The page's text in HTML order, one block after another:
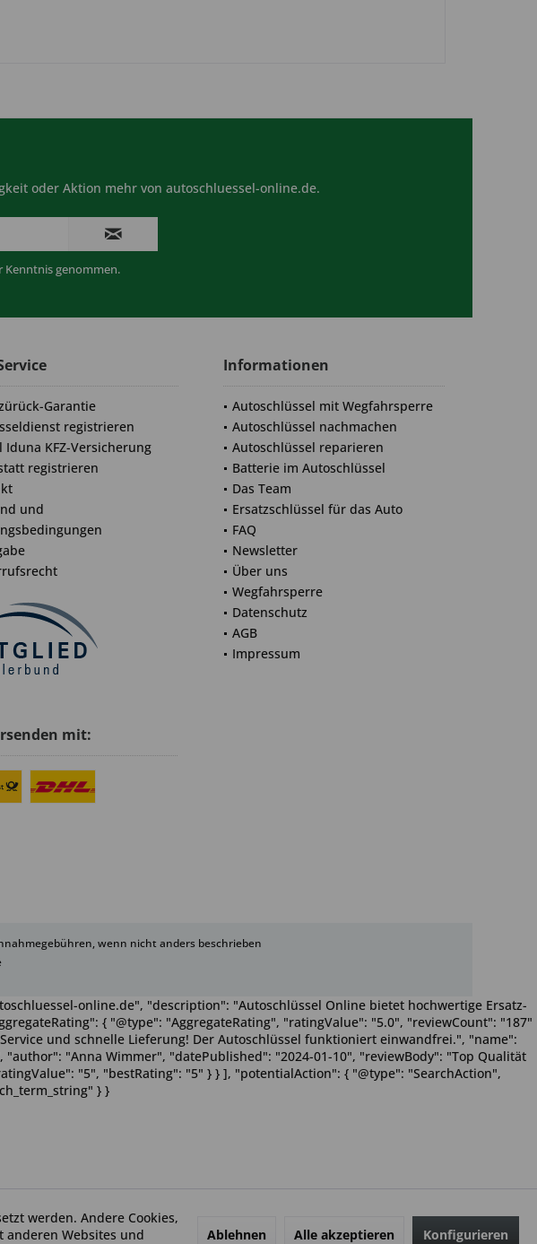
oder Aktion mehr von autoschluessel-online.de.
Kenntnis genommen.
Garantie
registrieren
Iduna KFZ-Versicherung
registrieren
und
Informationen
Autoschlüssel mit Wegfahrsperre
Autoschlüssel nachmachen
Autoschlüssel reparieren
Batterie im Autoschlüssel
Das Team
Ersatzschlüssel für das Auto
FAQ
Newsletter
Über uns
Wegfahrsperre
Datenschutz
AGB
Impressum
mit:
wenn nicht anders beschrieben
werden. Andere Cookies,
Websites und
Ablehnen Alle akzeptieren Konfigurieren
online.de", "description": "Autoschlüssel Online bietet hochwertige Ersatz-
{ "@type": "AggregateRating", "ratingValue": "5.0", "reviewCount": "187"
und schnelle Lieferung! Der Autoschlüssel funktioniert einwandfrei.", "name":
"Anna Wimmer", "datePublished": "2024-01-10", "reviewBody": "Top Qualität
"5", "bestRating": "5" } } ], "potentialAction": { "@type": "SearchAction",
} }